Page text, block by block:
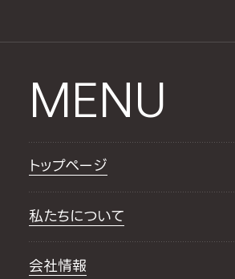
MENU
トップページ
私たちについて
会社情報